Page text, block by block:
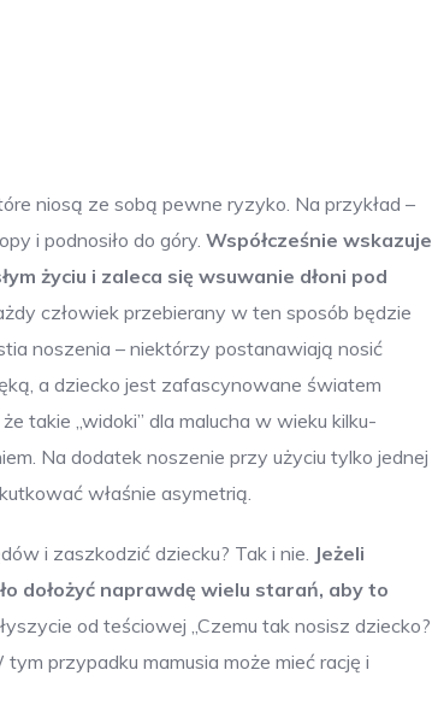
niosą ze sobą pewne ryzyko. Na przykład –
i podnosiło do góry. Współcześnie wskazuje
życiu i zaleca się wsuwanie dłoni pod
człowiek przebierany w ten sposób będzie
noszenia – niektórzy postanawiają nosić
a dziecko jest zafascynowane światem
takie „widoki” dla malucha w wieku kilku-
Na dodatek noszenie przy użyciu tylko jednej
właśnie asymetrią.
i zaszkodzić dziecku? Tak i nie. Jeżeli
dołożyć naprawdę wielu starań, aby to
od teściowej „Czemu tak nosisz dziecko?
tym przypadku mamusia może mieć rację i